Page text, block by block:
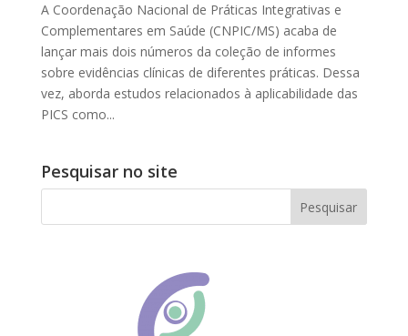
A Coordenação Nacional de Práticas Integrativas e
Complementares em Saúde (CNPIC/MS) acaba de
lançar mais dois números da coleção de informes
sobre evidências clínicas de diferentes práticas. Dessa
vez, aborda estudos relacionados à aplicabilidade das
PICS como...
Pesquisar no site